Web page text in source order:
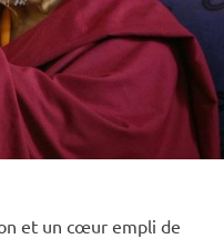
et un cœur empli de